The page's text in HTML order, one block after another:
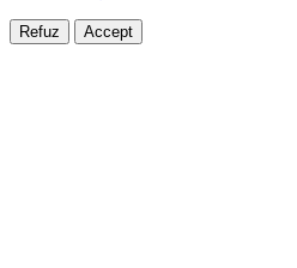
Refuz Accept